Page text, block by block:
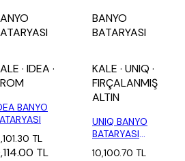
· IDEA ·
BANYO
TL
TL
BANYO
BATARYASI
KALE · UNIQ ·
FIRÇALANMIŞ
ALTIN
UNIQ BANYO
BATARYASI
ALTIN
10,100.70 TL